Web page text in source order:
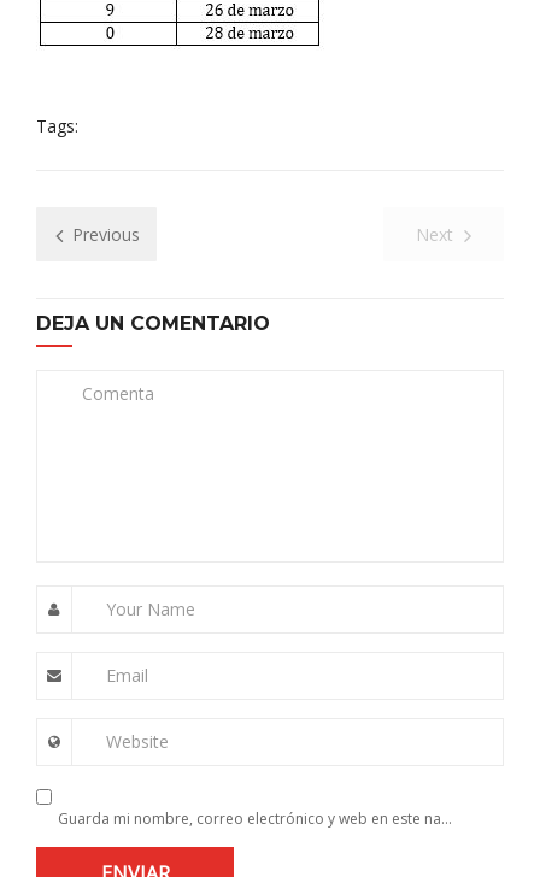
Tags:
Previous Next
DEJA UN COMENTARIO
Comenta
Your Name
Email
Website
Guarda mi nombre, correo electrónico y web en este navegador para la próxima vez que comente.